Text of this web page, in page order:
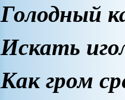
Голодный
Искать
Как гром